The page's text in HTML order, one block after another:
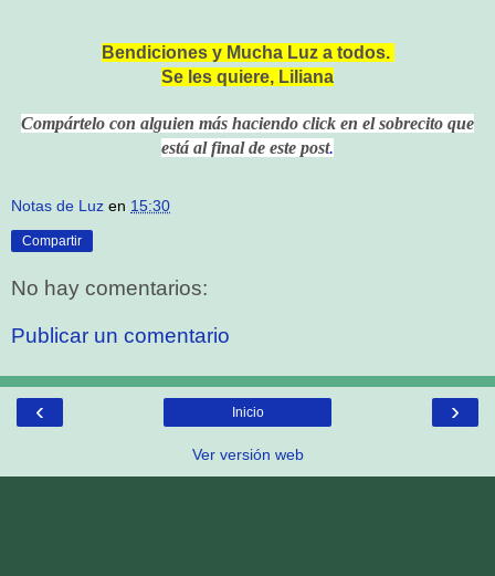
Bendiciones y Mucha Luz a todos.
Se les quiere, Liliana
Compártelo con alguien más haciendo click en el sobrecito que
está al final de este post.
Notas de Luz en 15:30
Compartir
No hay comentarios:
Publicar un comentario
‹ ›
Inicio
Ver versión web